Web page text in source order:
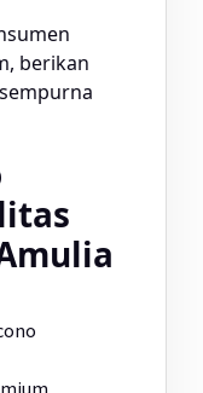
berikan